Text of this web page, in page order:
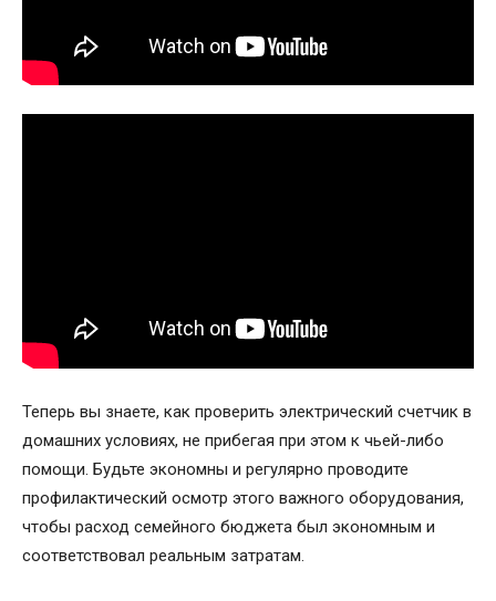
Теперь вы знаете, как проверить электрический счетчик в
домашних условиях, не прибегая при этом к чьей-либо
помощи. Будьте экономны и регулярно проводите
профилактический осмотр этого важного оборудования,
чтобы расход семейного бюджета был экономным и
соответствовал реальным затратам.